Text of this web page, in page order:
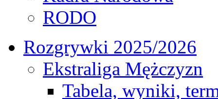
RODO
Rozgrywki 2025/2026
Ekstraliga Mężczyzn
Tabela, wyniki,